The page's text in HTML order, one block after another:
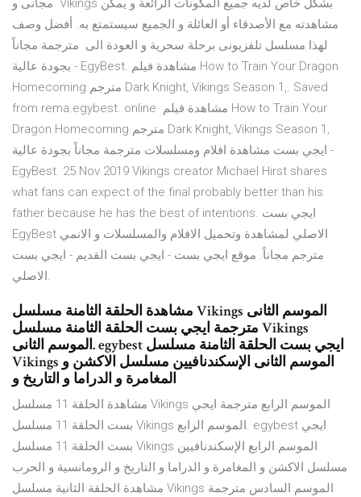
مجانى و Vikings بشكل خاص لديه جميع المكونات الرائعة و يمكن
مشاهدته مع الأصدقاء أو العائلة و الجميع سيستمتع به. أفضل وصف
لهذا مسلسل تلفزيونى برحلة سحرية و العودة الى مترجمة مجاناً
بجودة عالية - EgyBest. مشاهدة فيلم How to Train Your Dragon
Homecoming مترجم Dark Knight, Vikings Season 1,. Saved
from rema.egybest. online مشاهدة فيلم How to Train Your
Dragon Homecoming مترجم Dark Knight, Vikings Season 1,
ايجي بست مشاهدة افلام ومسلسلات مترجمة مجاناً بجودة عالية -
EgyBest. 25 Nov 2019 Vikings creator Michael Hirst shares
what fans can expect of the final probably better than his
father because he has the best of intentions. ايجي بست
EgyBest الاصلي لمشاهدة وتحميل الافلام والمسلسلات و الانمي
مترجم مجاناً. موقع ايجي بست - ايجي بست القديم - ايجي بست
الاصلي.
مشاهدة الحلقة الثامنة مسلسل Vikings الموسم الثانى
مترجمة ايجي بست الحلقة الثامنة مسلسل Vikings
الموسم الثانى. egybest ايجي بست الحلقة الثامنة مسلسل
Vikings الموسم الثانى الإسكندنافيين مسلسل الاكشن و
المغامرة و الدراما و التاريخ و
مشاهدة الحلقة 11 مسلسل Vikings الموسم الرابع مترجمة ايجي
بست الحلقة 11 مسلسل Vikings الموسم الرابع. egybest ايجي
بست الحلقة 11 مسلسل Vikings الموسم الرابع الإسكندنافيين
مسلسل الاكشن و المغامرة و الدراما و التاريخ و الرومانسية و الحرب
مشاهدة الحلقة الثانية مسلسل Vikings الموسم السادس مترجمة